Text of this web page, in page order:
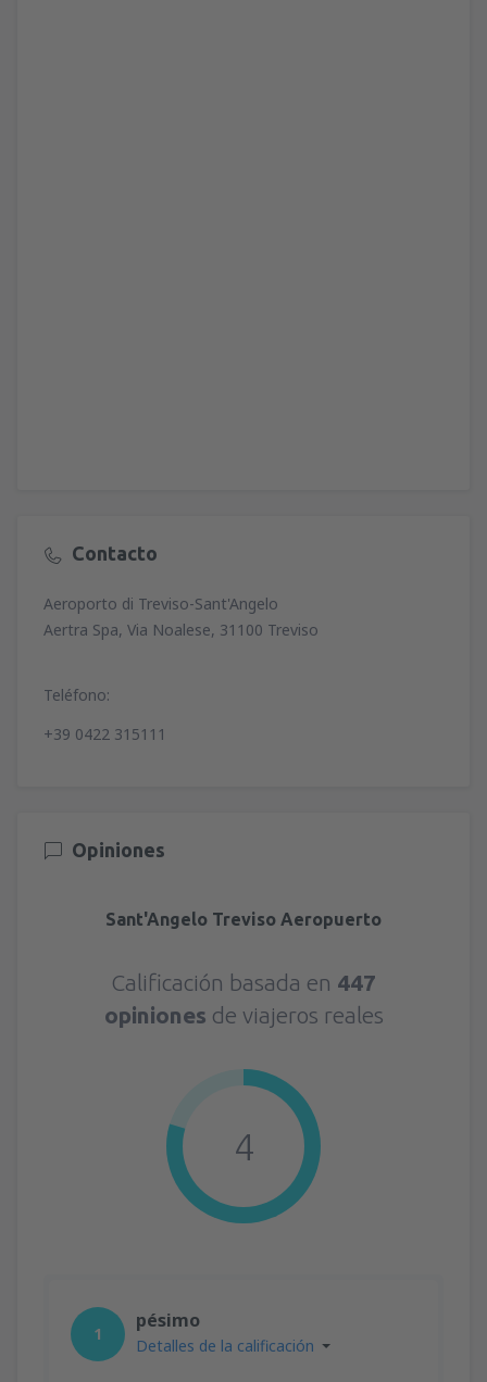
Contacto
Aeroporto di Treviso-Sant'Angelo
Aertra Spa, Via Noalese, 31100 Treviso
Teléfono:
+39 0422 315111
Opiniones
Sant'Angelo Treviso Aeropuerto
Calificación basada en 447
opiniones de viajeros reales
4
1
pésimo
Detalles de la calificación